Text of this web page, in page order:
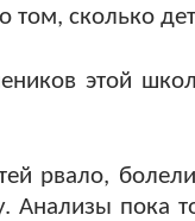
сколько
этой
рвало,
пока